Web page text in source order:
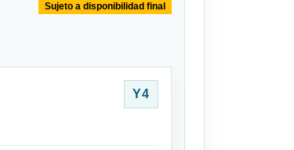
Sujeto a disponibilidad final
Y4